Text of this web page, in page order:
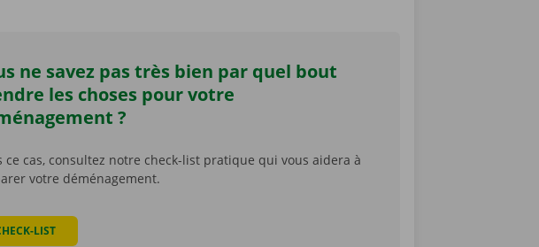
ne savez pas très bien par quel bout
les choses pour votre
?
ce cas, consultez notre check-list pratique qui vous aidera à
votre déménagement.
LIST